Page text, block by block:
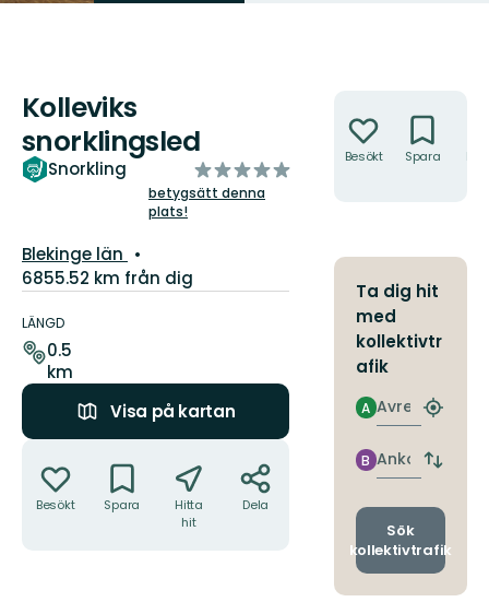
Kolleviks
snorklingsled
Snorkling
av
5
betygsätt denna
plats!
Län:
Blekinge län
6855.52 km från dig
om
leden
LÄNGD
0.5
km
Visa på kartan
Besökt Spara
Hitta
hit
Dela
Besökt Spara
Ta dig hit
med
kollektivtr
afik
Avresa
A
Hitta
Ankomst
B
Byt
och
Sök
kollektivtrafik